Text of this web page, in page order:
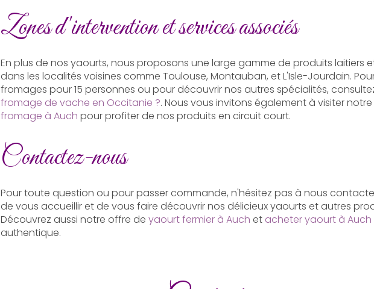
Zones d'intervention et services associés
En plus de nos yaourts, nous proposons une large gamme de produits laitiers
dans les localités voisines comme Toulouse, Montauban, et L'Isle-Jourdain.
fromages pour 15 personnes ou pour découvrir nos autres spécialités,
fromage de vache en Occitanie ?. Nous vous invitons également à visiter notre
fromage à Auch pour profiter de nos produits en circuit court.
Contactez-nous
Pour toute question ou pour passer commande, n'hésitez pas à nous
de vous accueillir et de vous faire découvrir nos délicieux yaourts et autres
Découvrez aussi notre offre de yaourt fermier à Auch et acheter yaourt à Auch
authentique.